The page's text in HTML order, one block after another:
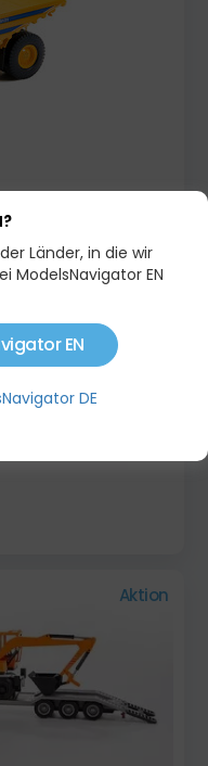
Aktion
Aktion
Länder, in die wir
ModelsNavigator EN
EN
DE